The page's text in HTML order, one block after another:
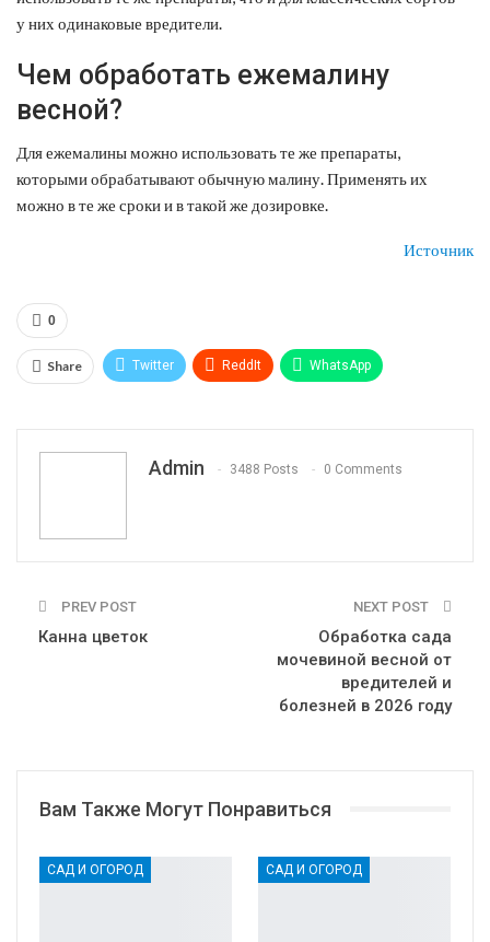
у них одинаковые вредители.
Чем обработать ежемалину
весной?
Для ежемалины можно использовать те же препараты,
которыми обрабатывают обычную малину. Применять их
можно в те же сроки и в такой же дозировке.
Источник
0
Share Twitter ReddIt WhatsApp
Admin 3488 Posts 0 Comments
PREV POST
Канна цветок
NEXT POST
Обработка сада
мочевиной весной от
вредителей и
болезней в 2026 году
Вам Также Могут Понравиться
САД И ОГОРОД САД И ОГОРОД